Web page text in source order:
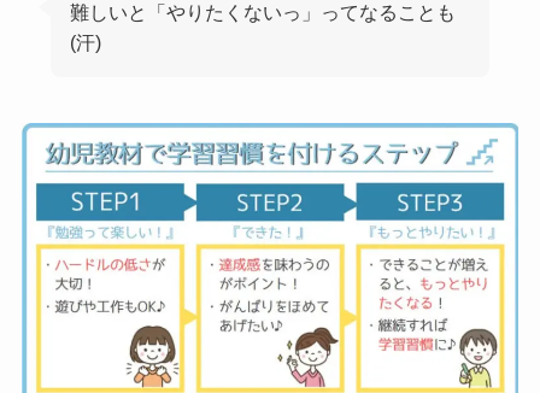
難しいと「やりたくないっ」ってなることも
(汗)